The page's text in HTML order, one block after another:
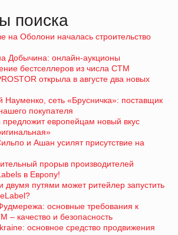
поиска
на Оболони началась строительство
Добычина: онлайн-аукционы
бестселлеров из числа СТМ
открыла в августе два новых
Науменко, сеть «Брусничка»: поставщик
покупателя
предложит европейцам новый вкус
и Ашан усилят присутствие на
прорыв производителей
в Европу!
двумя путями может ритейлер запустить
основные требования к
– качество и безопасность
основное средство продвижения